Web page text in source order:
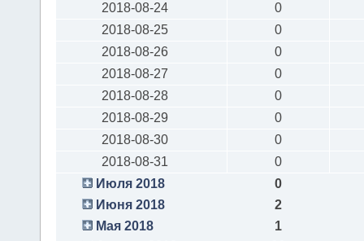
2018-08-24
0
2018-08-25
0
2018-08-26
0
2018-08-27
0
2018-08-28
0
2018-08-29
0
2018-08-30
0
2018-08-31
0
Июля 2018
0
Июня 2018
2
Мая 2018
1